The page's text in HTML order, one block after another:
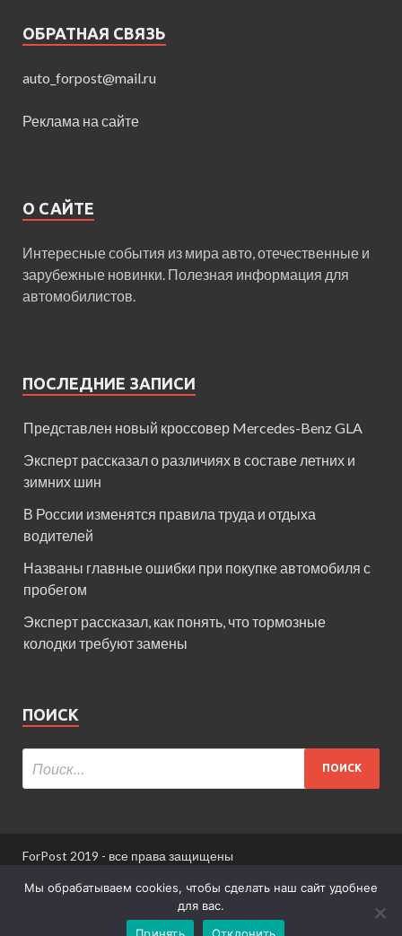
ОБРАТНАЯ СВЯЗЬ
auto_forpost@mail.ru
Реклама на сайте
О САЙТЕ
Интересные события из мира авто, отечественные и
зарубежные новинки. Полезная информация для
автомобилистов.
ПОСЛЕДНИЕ ЗАПИСИ
Представлен новый кроссовер Mercedes-Benz GLA
Эксперт рассказал о различиях в составе летних и
зимних шин
В России изменятся правила труда и отдыха
водителей
Названы главные ошибки при покупке автомобиля с
пробегом
Эксперт рассказал, как понять, что тормозные
колодки требуют замены
ПОИСК
ForPost 2019 - все права защищены
При использовании материалов сайта ссылка
Мы обрабатываем cookies, чтобы сделать наш сайт удобнее
для вас.
Принять
Отклонить